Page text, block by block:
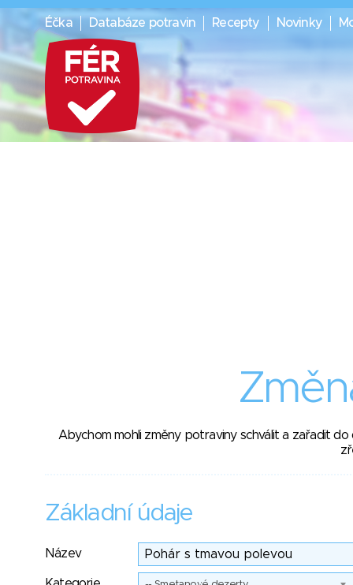
Éčka Databáze potravin Recepty Novinky
Abychom mohli změny potraviny schválit a zařadit
Základní údaje
Název